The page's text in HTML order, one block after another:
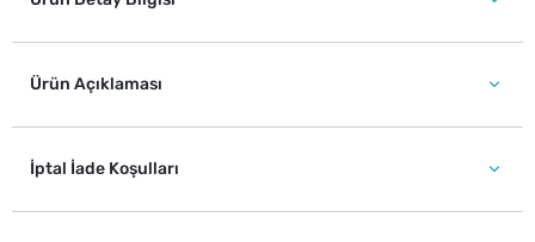
Ürün Açıklaması
İptal İade Koşulları